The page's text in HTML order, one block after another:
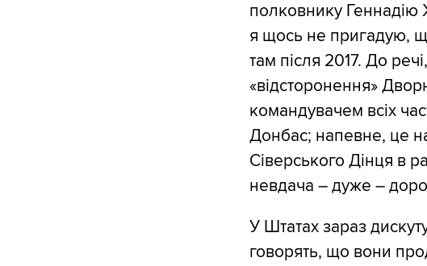
полковнику Геннадію
я щось не пригадую,
там після 2017. До
«відсторонення»
командувачем всіх
Донбас; напевне, це
Сіверського Дінця в
невдача – дуже –
У Штатах зараз
говорять, що вони